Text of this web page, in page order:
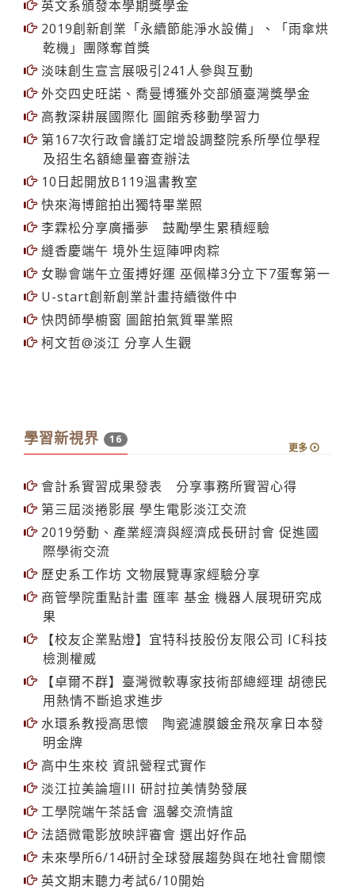
英文系頒發本學期獎學金
2019創新創業「永續節能淨水設備」、「雨傘烘
乾機」團隊奪首獎
淡味創生宣言展吸引241人參與互動
外交四史旺諾、喬曼博獲外交部頒臺灣獎學金
高教深耕展國際化 圖館秀移動學習力
第167次行政會議訂定增設調整院系所學位學程
及招生名額總量審查辦法
10日起開放B119溫書教室
快來海博館拍出獨特畢業照
李霖松分享廣播夢 鼓勵學生累積經驗
縫香慶端午 境外生逗陣呷肉粽
女聯會端午立蛋搏好運 巫佩樺3分立下7蛋奪第一
U-start創新創業計畫持續徵件中
快閃師學櫥窗 圖館拍氣質畢業照
柯文哲@淡江 分享人生觀
學習新視界 16
更多
會計系實習成果發表 分享事務所實習心得
第三屆淡捲影展 學生電影淡江交流
2019勞動、產業經濟與經濟成長研討會 促進國
際學術交流
歷史系工作坊 文物展覽專家經驗分享
商管學院重點計畫 匯率 基金 機器人展現研究成
果
【校友企業點燈】宜特科技股份友限公司 IC科技
檢測權威
【卓爾不群】臺灣微軟專家技術部總經理 胡德民
用熱情不斷追求進步
水環系教授高思懷 陶瓷濾膜鍍金飛灰拿日本發
明金牌
高中生來校 資訊營程式實作
淡江拉美論壇III 研討拉美情勢發展
工學院端午茶話會 溫馨交流情誼
法語微電影放映評審會 選出好作品
未來學所6/14研討全球發展趨勢與在地社會關懷
英文期末聽力考試6/10開始